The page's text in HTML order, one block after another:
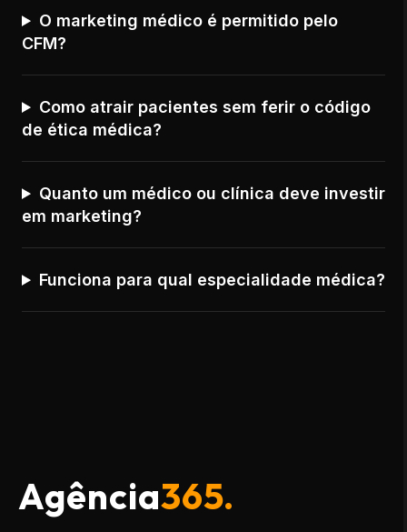
O marketing médico é permitido pelo
CFM?
Como atrair pacientes sem ferir o código
de ética médica?
Quanto um médico ou clínica deve investir
em marketing?
Funciona para qual especialidade médica?
Agência365.